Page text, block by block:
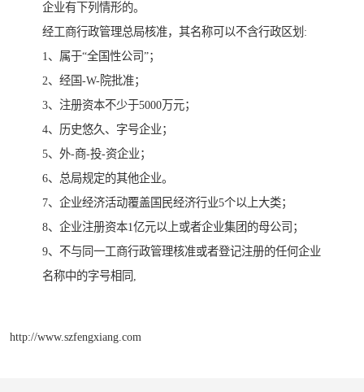
企业有下列情形的。
经工商行政管理总局核准，其名称可以不含行政区划:
1、属于“全国性公司”；
2、经国-W-院批准；
3、注册资本不少于5000万元；
4、历史悠久、字号企业；
5、外-商-投-资企业；
6、总局规定的其他企业。
7、企业经济活动覆盖国民经济行业5个以上大类；
8、企业注册资本1亿元以上或者企业集团的母公司；
9、不与同一工商行政管理核准或者登记注册的任何企业
名称中的字号相同,
http://www.szfengxiang.com